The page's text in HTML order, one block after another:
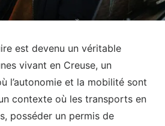
est devenu un véritable
vivant en Creuse, un
l’autonomie et la mobilité sont
contexte où les transports en
posséder un permis de